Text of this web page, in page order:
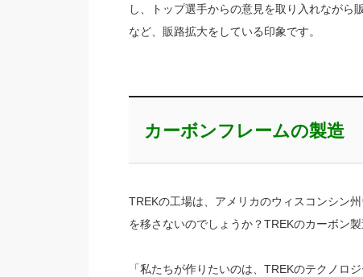
し、トップ選手からの意見を取り入れながら
など、販路拡大をしている印象です。
カーボンフレームの製造
TREKの工場は、アメリカのウィスコンシン
を移さないのでしょうか？TREKのカーボン
「私たちが作りたいのは、TREKのテクノロ